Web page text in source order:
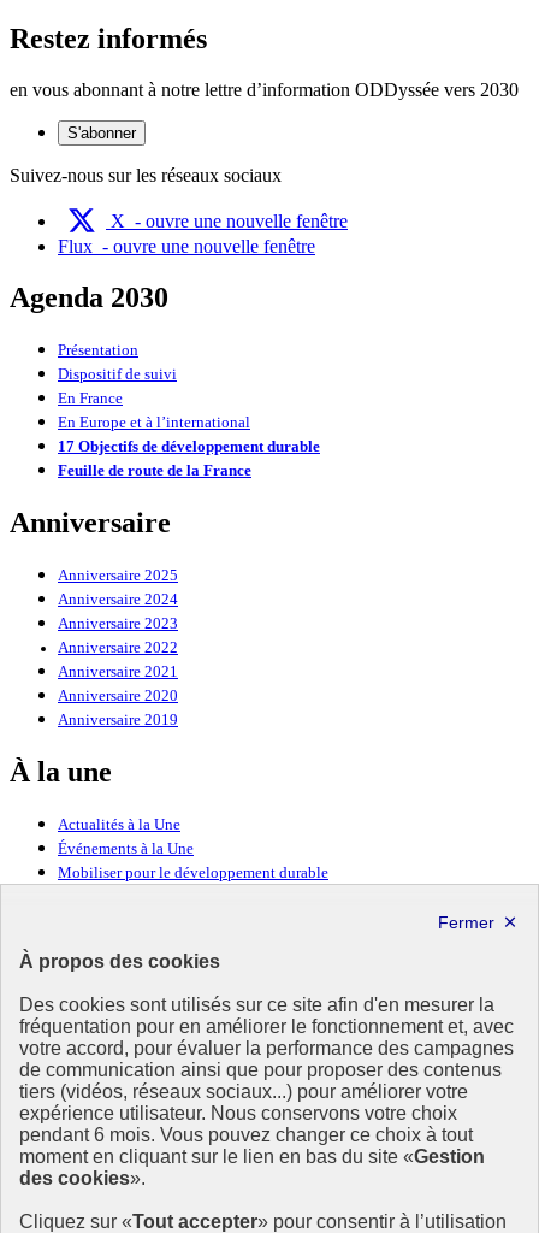
À propos des cookies
Des cookies sont utilisés sur ce site afin d'en mesurer la
fréquentation pour en améliorer le fonctionnement et, avec
votre accord, pour évaluer la performance des campagnes
de communication ainsi que pour proposer des contenus
tiers (vidéos, réseaux sociaux...) pour améliorer votre
expérience utilisateur. Nous conservons votre choix
pendant 6 mois. Vous pouvez changer ce choix à tout
moment en cliquant sur le lien en bas du site «Gestion
des cookies».
Cliquez sur «Tout accepter» pour consentir à l’utilisation
Restez informés
en vous abonnant à notre lettre d’information ODDyssée vers 2030
S'abonner
Suivez-nous sur les réseaux sociaux
X - ouvre une nouvelle fenêtre
Flux - ouvre une nouvelle fenêtre
Agenda 2030
Présentation
Dispositif de suivi
En France
En Europe et à l’international
17 Objectifs de développement durable
Feuille de route de la France
Anniversaire
Anniversaire 2025
Anniversaire 2024
Anniversaire 2023
Anniversaire 2022
Anniversaire 2021
Anniversaire 2020
Anniversaire 2019
À la une
Actualités à la Une
Événements à la Une
Mobiliser pour le développement durable
Ressources
Ressources
La Méth’ODD
Gouvernement
Ce site propose l’information de référence concernant l’Agenda
2030 et la feuille de route de la France. Il valorise la mobilisation de
tous les acteurs.
info.gouv.fr- ouvre une nouvelle fenêtre